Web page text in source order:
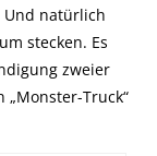
natürlich
stecken. Es
zweier
Truck“